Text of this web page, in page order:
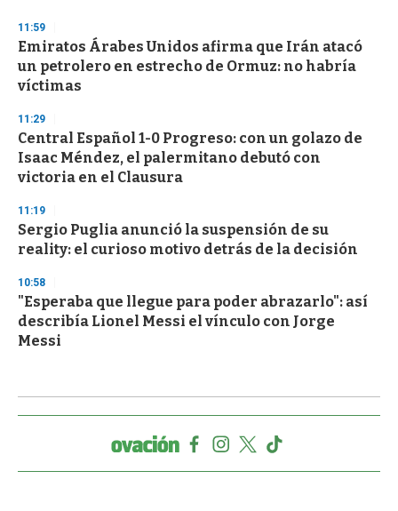
11:59
Emiratos Árabes Unidos afirma que Irán atacó
un petrolero en estrecho de Ormuz: no habría
víctimas
11:29
Central Español 1-0 Progreso: con un golazo de
Isaac Méndez, el palermitano debutó con
victoria en el Clausura
11:19
Sergio Puglia anunció la suspensión de su
reality: el curioso motivo detrás de la decisión
10:58
"Esperaba que llegue para poder abrazarlo": así
describía Lionel Messi el vínculo con Jorge
Messi